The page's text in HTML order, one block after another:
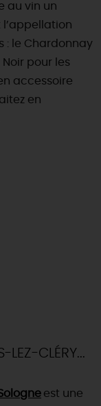
au vin un
: le Chardonnay
pour les
accessoire
en
LEZ-CLÉRY...
est une